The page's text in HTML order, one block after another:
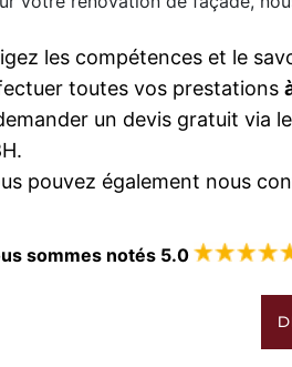
les compétences et le
toutes vos prestations
un devis gratuit via
pouvez également nous
sommes notés 5.0